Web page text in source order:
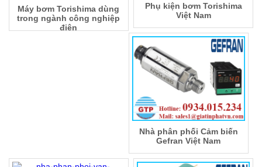
Máy bơm Torishima dùng
trong ngành công nghiệp
điện
Phụ kiện bơm Torishima
Việt Nam
Nhà phân phối Cảm biến
Gefran Việt Nam